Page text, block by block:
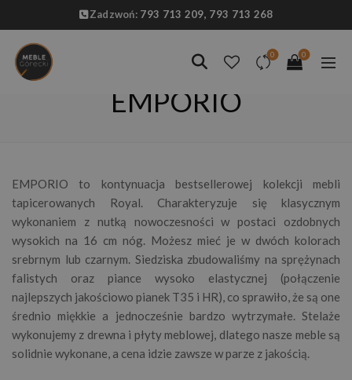
Zadzwoń: 793 713 209, 793 713 268
0 0
EMPORIO
EMPORIO to kontynuacja bestsellerowej kolekcji mebli
tapicerowanych Royal. Charakteryzuje się klasycznym
wykonaniem z nutką nowoczesności w postaci ozdobnych
wysokich na 16 cm nóg. Możesz mieć je w dwóch kolorach
srebrnym lub czarnym. Siedziska zbudowaliśmy na sprężynach
falistych oraz piance wysoko elastycznej (połączenie
najlepszych jakościowo pianek T35 i HR), co sprawiło, że są one
średnio miękkie a jednocześnie bardzo wytrzymałe. Stelaże
wykonujemy z drewna i płyty meblowej, dlatego nasze meble są
solidnie wykonane, a cena idzie zawsze w parze z jakością.